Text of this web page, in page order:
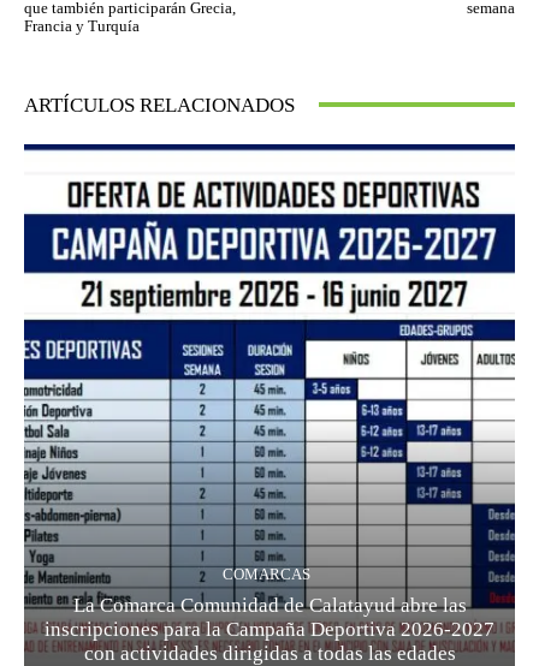
que también participarán Grecia,
Francia y Turquía
semana
ARTÍCULOS RELACIONADOS
COMARCAS
La Comarca Comunidad de Calatayud abre las
inscripciones para la Campaña Deportiva 2026-2027
con actividades dirigidas a todas las edades